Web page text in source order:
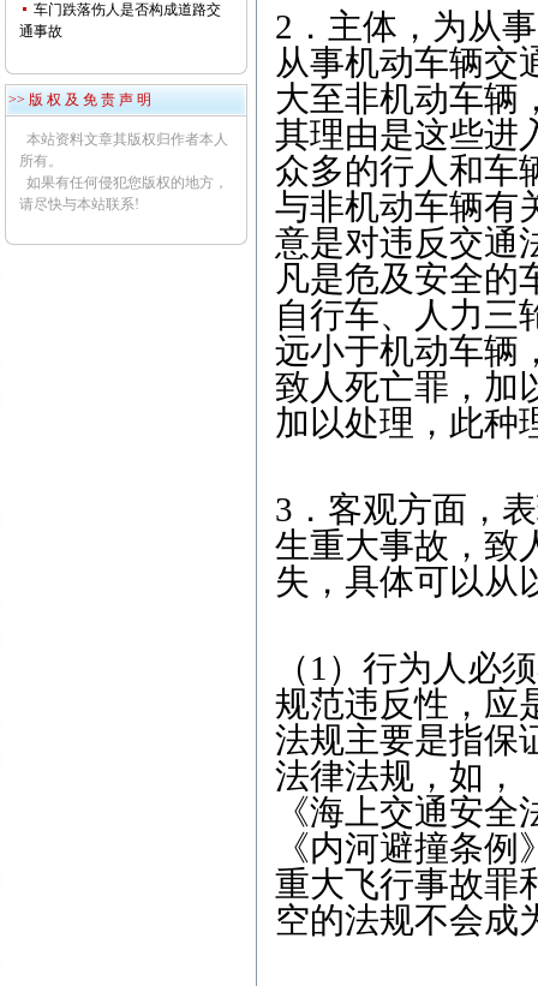
车门跌落伤人是否构成道路交
通事故
>> 版 权 及 免 责 声 明
本站资料文章其版权归作者本人
所有。
如果有任何侵犯您版权的地方，
请尽快与本站联系!
2．主体，为从
从事机动车辆交
大至非机动车辆
其理由是这些进
众多的行人和车
与非机动车辆有
意是对违反交通
凡是危及安全的
自行车、人力三
远小于机动车辆
致人死亡罪，加
加以处理，此种
3．客观方面，
生重大事故，致
失，具体可以从
（1）行为人必
规范违反性，应
法规主要是指保
法律法规，如，
《海上交通安
《内河避撞条
重大飞行事故罪
空的法规不会成